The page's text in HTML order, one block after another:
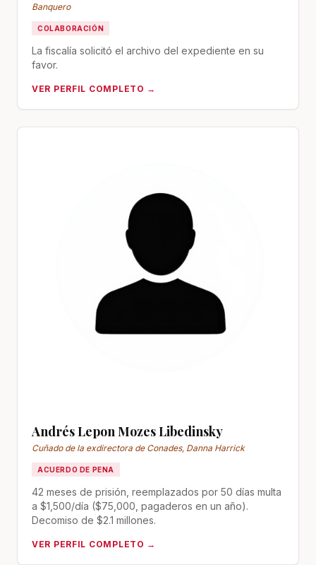
Banquero
COLABORACIÓN
La fiscalía solicitó el archivo del expediente en su
favor.
VER PERFIL COMPLETO →
Andrés Lepon Mozes Libedinsky
Cuñado de la exdirectora de Conades, Danna Harrick
ACUERDO DE PENA
42 meses de prisión, reemplazados por 50 días multa
a $1,500/día ($75,000, pagaderos en un año).
Decomiso de $2.1 millones.
VER PERFIL COMPLETO →